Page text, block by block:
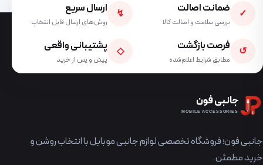
✓ ضمانت اصالت
بررسی سلامت و اصالت کالا
↯ ارسال سریع
روش‌های ارسال قابل انتخاب
↺ فرصت بازگشت
مطابق شرایط اعلام‌شده
◇ پشتیبانی واقعی
پیش و پس از خرید
جانبی فون
MOBILE ACCESSORIES
جانبی فون؛ فروشگاه تخصصی لوازم جانبی موبایل با انتخاب روشن و
خرید مطمئن.